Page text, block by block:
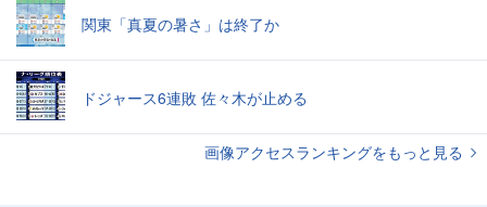
関東「真夏の暑さ」は終了か
ドジャース6連敗 佐々木が止める
画像アクセスランキングをもっと見る